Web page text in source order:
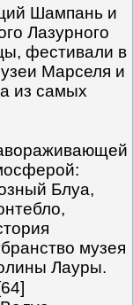
Шампань и
Лазурного
фестивали в
Марселя и
из самых
Блуа,
музея
Лауры.
[64]